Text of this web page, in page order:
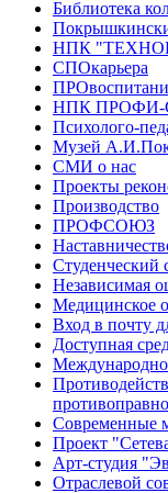
Библиотека
НПК
СПОкарьера
НПК
Психолого-
Музей
СМИ о нас
Проекты
Производство
ПРОФСОЮЗ
Студенческий
Независимая
Медицинское
Вход в почту
Доступная
Современные
Проект
Арт-студия
Отраслевой